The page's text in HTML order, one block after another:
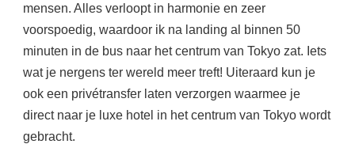
mensen. Alles verloopt in harmonie en zeer
voorspoedig, waardoor ik na landing al binnen 50
minuten in de bus naar het centrum van Tokyo zat. Iets
wat je nergens ter wereld meer treft! Uiteraard kun je
ook een privétransfer laten verzorgen waarmee je
direct naar je luxe hotel in het centrum van Tokyo wordt
gebracht.